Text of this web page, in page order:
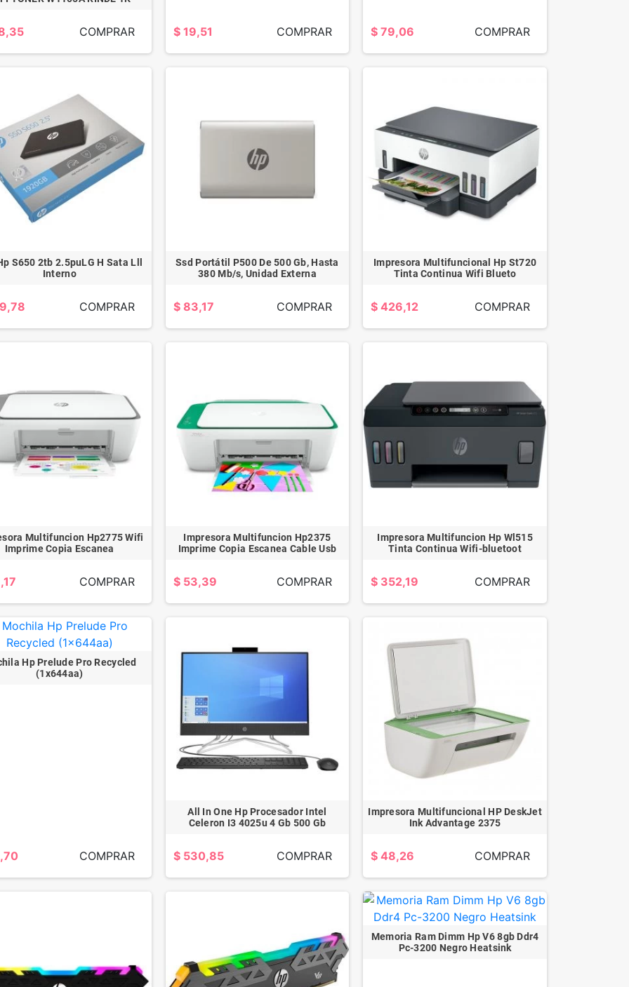
TODO EN
AUTOMATICA 16
AUTOMATICA
SILVER
COMPRAR $ 19,51 COMPRAR $ 79,06 COMPRAR
S650 2tb 2.5puLG H Sata Lll
Interno
COMPRAR
Ssd Portátil P500 De 500 Gb, Hasta
380 Mb/s, Unidad Externa
$ 83,17 COMPRAR
Impresora Multifuncional Hp St720
Tinta Continua Wifi Blueto
$ 426,12 COMPRAR
Multifuncion Hp2775 Wifi
Imprime Copia Escanea
COMPRAR
Impresora Multifuncion Hp2375
Imprime Copia Escanea Cable Usb
$ 53,39 COMPRAR
Impresora Multifuncion Hp Wl515
Tinta Continua Wifi-bluetoot
$ 352,19 COMPRAR
Hp Prelude Pro Recycled
(1x644aa)
COMPRAR
All In One Hp Procesador Intel
Celeron I3 4025u 4 Gb 500 Gb
$ 530,85 COMPRAR
Impresora Multifuncional HP DeskJet
Ink Advantage 2375
$ 48,26 COMPRAR
Memoria Ram Dimm Hp V6 8gb Ddr4
Pc-3200 Negro Heatsink